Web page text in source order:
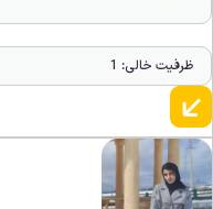
ظرفیت خالی: 1